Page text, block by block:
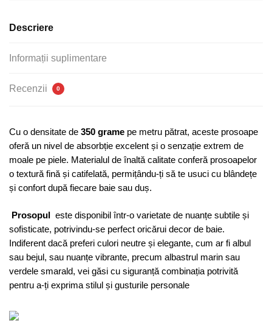
dunga
Descriere
Informații suplimentare
Recenzii 0
Cu o densitate de 350 grame pe metru pătrat, aceste prosoape
oferă un nivel de absorbție excelent și o senzație extrem de
moale pe piele. Materialul de înaltă calitate conferă prosoapelor
o textură fină și catifelată, permițându-ți să te usuci cu blândețe
și confort după fiecare baie sau duș.
Prosopul este disponibil într-o varietate de nuanțe subtile și
sofisticate, potrivindu-se perfect oricărui decor de baie.
Indiferent dacă preferi culori neutre și elegante, cum ar fi albul
sau bejul, sau nuanțe vibrante, precum albastrul marin sau
verdele smarald, vei găsi cu siguranță combinația potrivită
pentru a-ți exprima stilul și gusturile personale